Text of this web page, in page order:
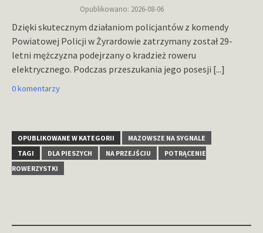
Opublikowano: 2026-08-06
Dzięki skutecznym działaniom policjantów z komendy
Powiatowej Policji w Żyrardowie zatrzymany został 29-
letni mężczyzna podejrzany o kradzież roweru
elektrycznego. Podczas przeszukania jego posesji [...]
0 komentarzy
OPUBLIKOWANE W KATEGORII
MAZOWSZE NA SYGNALE
TAGI
DLA PIESZYCH NA PRZEJŚCIU
POTRĄCENIE
ROWERZYSTKI